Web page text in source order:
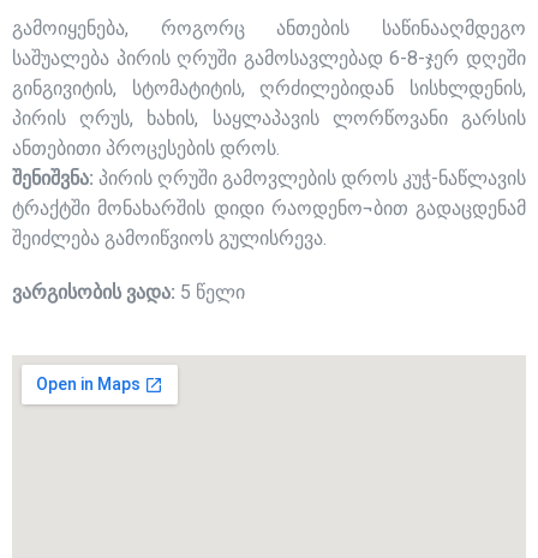
გამოიყენება, როგორც ანთების საწინააღმდეგო
საშუალება პირის ღრუში გამოსავლებად 6-8-ჯერ დღეში
გინგივიტის, სტომატიტის, ღრძილებიდან სისხლდენის,
პირის ღრუს, ხახის, საყლაპავის ლორწოვანი გარსის
ანთებითი პროცესების დროს.
შენიშვნა: პირის ღრუში გამოვლების დროს კუჭ-ნაწლავის
ტრაქტში მონახარშის დიდი რაოდენო¬ბით გადაცდენამ
შეიძლება გამოიწვიოს გულისრევა.
ვარგისობის ვადა: 5 წელი